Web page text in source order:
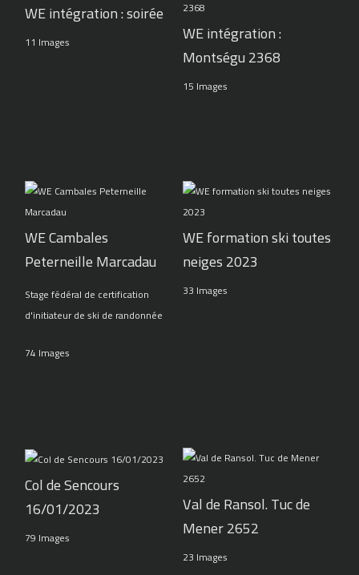
WE intégration : soirée
11 Images
WE intégration :
Montségu 2368
15 Images
WE Cambales
Peterneille Marcadau
Stage fédéral de certification
d'initiateur de ski de randonnée
74 Images
WE formation ski toutes
neiges 2023
33 Images
Col de Sencours
16/01/2023
79 Images
Val de Ransol. Tuc de
Mener 2652
23 Images